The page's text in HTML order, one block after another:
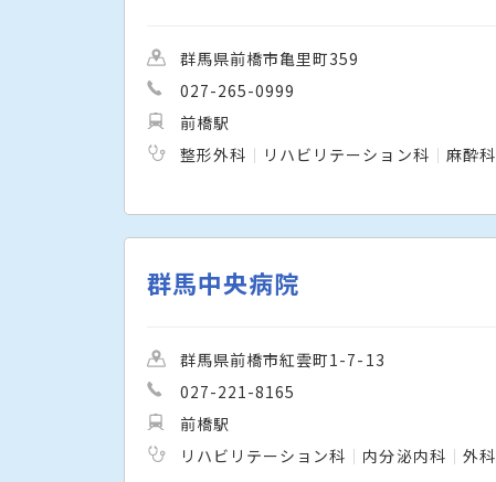
群馬県前橋市亀里町359
027-265-0999
前橋駅
整形外科
リハビリテーション科 麻酔科
群馬中央病院
群馬県前橋市紅雲町1-7-13
027-221-8165
前橋駅
リハビリテーション科
内分泌内科 外科